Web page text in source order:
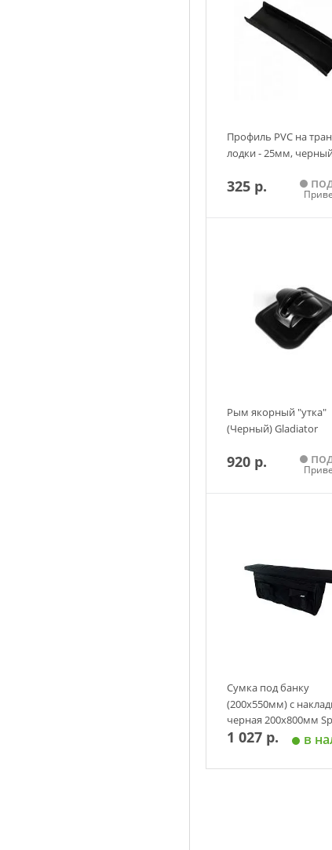
Профиль PVC на
лодки - 25мм, черный
325 р.
Рым якорный "утка"
(Черный) Gladiator
920 р.
Сумка под банку
(200х550мм) с
черная 200х800мм
1 027 р. в